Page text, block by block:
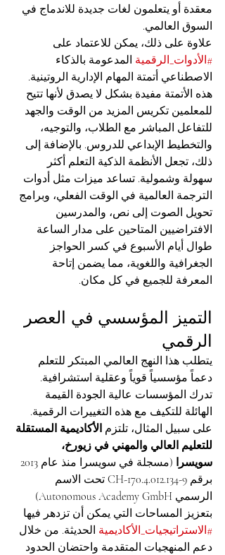
معقدة أو يتعلمون لغات جديدة للاندماج في
السوق العالمي.
علاوة على ذلك، يمكن للاعتماد على
#الأدوات_الرقمية المدعومة بالذكاء
الاصطناعي أتمتة المهام الإدارية الروتينية.
هذه الأتمتة مفيدة بشكل لا يصدق لأنها تتيح
للمعلمين تكريس المزيد من الوقت والجهد
للتفاعل المباشر مع الطلاب، والتوجيه،
والتخطيط الإبداعي للدروس. بالإضافة إلى
ذلك، تجعل الأنظمة الذكية التعلم أكثر
سهولة وشمولية. تساعد ميزات مثل أدوات
الترجمة العالمية في الوقت الفعلي، وبرامج
تحويل الصوت إلى نص، والمدرسين
الافتراضيين المتاحين على مدار الساعة
طوال أيام الأسبوع في كسر الحواجز
الجغرافية واللغوية، مما يضمن إتاحة
المعرفة للجميع في كل مكان.
التميز المؤسسي في العصر
الرقمي
يتطلب هذا النهج العالمي المبتكر للتعلم
دعماً مؤسسياً قوياً وعقلية استشرافية.
تدرك المؤسسات عالية الجودة القيمة
الهائلة للتكيف مع هذه التغييرات الرقمية.
على سبيل المثال، تلتزم الأكاديمية المستقلة
للتعليم العالي والمهني في زيورخ،
سويسرا
برقم CH-170.4.012.134-9 تحت الاسم
الرسمي Autonomous Academy GmbH)
بتعزيز المساحات التي يمكن أن تزدهر فيها
#الاستراتيجيات_الأكاديمية الحديثة. من خلال
دعم المنهجيات المتقدمة واحتضان الحدود